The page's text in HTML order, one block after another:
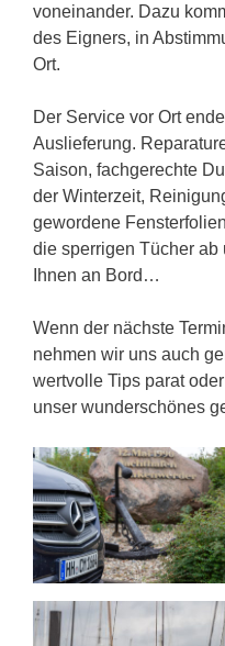
voneinander. Dazu
des Eigners, in
Ort.
Der Service vor Ort
Auslieferung.
Saison, fachgerechte
der Winterzeit,
gewordene
die sperrigen Tücher
Ihnen an Bord…
Wenn der nächste
nehmen wir uns auch
wertvolle Tips parat
unser wunderschönes